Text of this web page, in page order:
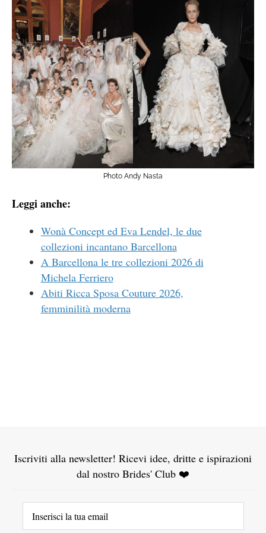
Photo Andy Nasta
Leggi anche:
Wonà Concept ed Eva Lendel, le due
collezioni incantano Barcellona
A Barcellona le tre collezioni 2026 di
Michela Ferriero
Abiti Ricca Sposa Couture 2026,
femminilità moderna
Iscriviti alla newsletter! Ricevi idee, dritte e ispirazioni
dal nostro Brides' Club ❤️